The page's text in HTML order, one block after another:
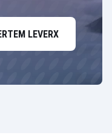
LEVERX